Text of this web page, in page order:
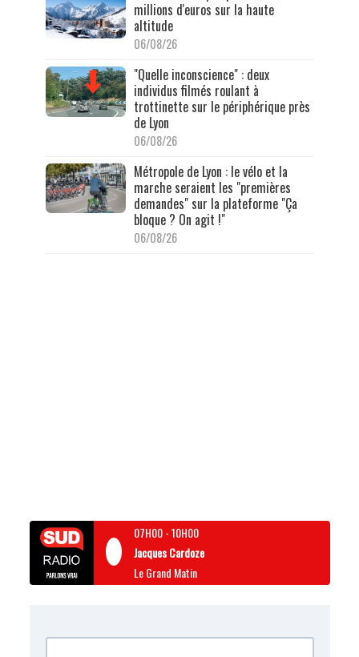
millions d'euros sur la haute
altitude
06/08/26
"Quelle inconscience" : deux
individus filmés roulant à
trottinette sur le périphérique près
de Lyon
06/08/26
Métropole de Lyon : le vélo et la
marche seraient les "premières
demandes" sur la plateforme "Ça
bloque ? On agit !"
06/08/26
07H00-10H00
Jacques Cardoze
Le Grand Matin